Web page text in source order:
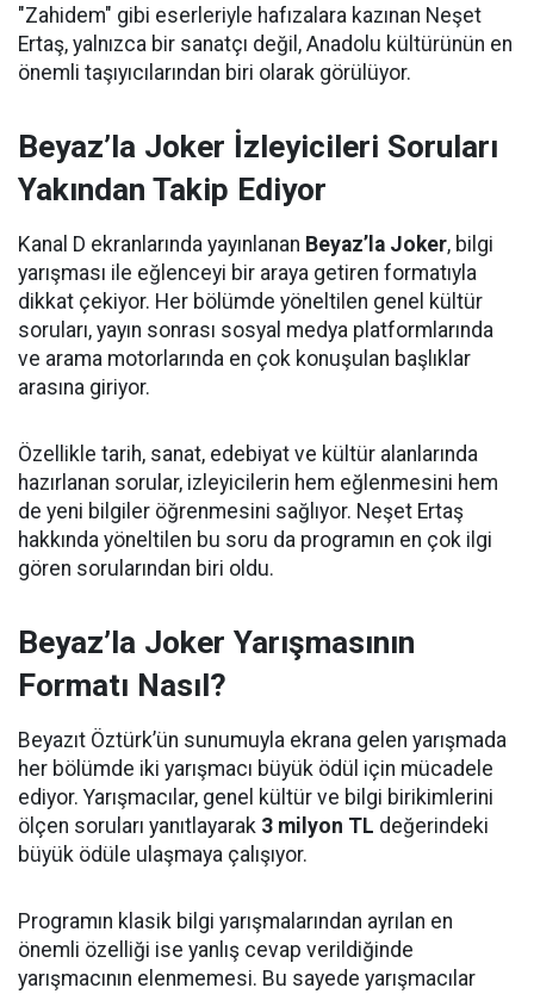
"Zahidem" gibi eserleriyle hafızalara kazınan Neşet
Ertaş, yalnızca bir sanatçı değil, Anadolu kültürünün en
önemli taşıyıcılarından biri olarak görülüyor.
Beyaz’la Joker İzleyicileri Soruları
Yakından Takip Ediyor
Kanal D ekranlarında yayınlanan Beyaz’la Joker, bilgi
yarışması ile eğlenceyi bir araya getiren formatıyla
dikkat çekiyor. Her bölümde yöneltilen genel kültür
soruları, yayın sonrası sosyal medya platformlarında
ve arama motorlarında en çok konuşulan başlıklar
arasına giriyor.
Özellikle tarih, sanat, edebiyat ve kültür alanlarında
hazırlanan sorular, izleyicilerin hem eğlenmesini hem
de yeni bilgiler öğrenmesini sağlıyor. Neşet Ertaş
hakkında yöneltilen bu soru da programın en çok ilgi
gören sorularından biri oldu.
Beyaz’la Joker Yarışmasının
Formatı Nasıl?
Beyazıt Öztürk’ün sunumuyla ekrana gelen yarışmada
her bölümde iki yarışmacı büyük ödül için mücadele
ediyor. Yarışmacılar, genel kültür ve bilgi birikimlerini
ölçen soruları yanıtlayarak 3 milyon TL değerindeki
büyük ödüle ulaşmaya çalışıyor.
Programın klasik bilgi yarışmalarından ayrılan en
önemli özelliği ise yanlış cevap verildiğinde
yarışmacının elenmemesi. Bu sayede yarışmacılar